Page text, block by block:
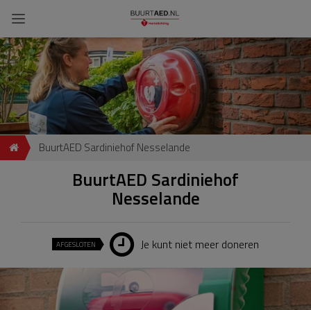
BuurtAED Sardiniehof Nesselande
BuurtAED Sardiniehof
Nesselande
AFGESLOTEN Je kunt niet meer doneren